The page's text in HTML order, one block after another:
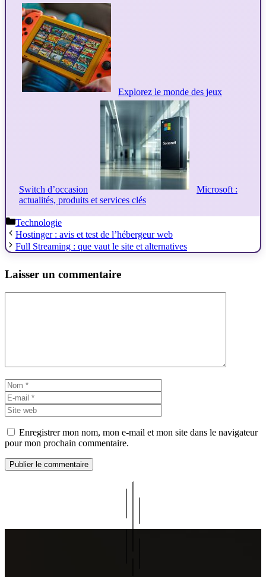
Explorez le monde des jeux
Switch d’occasion
Microsoft :
actualités, produits et services clés
Catégories
Technologie
Hostinger : avis et test de l’hébergeur web
Full Streaming : que vaut le site et alternatives
Laisser un commentaire
Nom
mail
web
Enregistrer mon nom, mon e-mail et mon site dans le navigateur
pour mon prochain commentaire.